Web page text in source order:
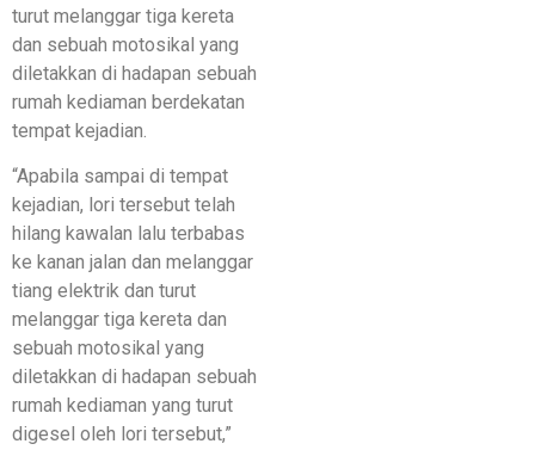
turut melanggar tiga kereta
dan sebuah motosikal yang
diletakkan di hadapan sebuah
rumah kediaman berdekatan
tempat kejadian.
“Apabila sampai di tempat
kejadian, lori tersebut telah
hilang kawalan lalu terbabas
ke kanan jalan dan melanggar
tiang elektrik dan turut
melanggar tiga kereta dan
sebuah motosikal yang
diletakkan di hadapan sebuah
rumah kediaman yang turut
digesel oleh lori tersebut,”